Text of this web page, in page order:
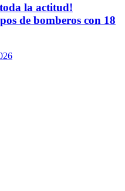
la actitud!
de bomberos con 18